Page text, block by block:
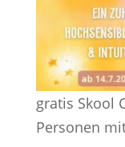
gratis Skool
Personen